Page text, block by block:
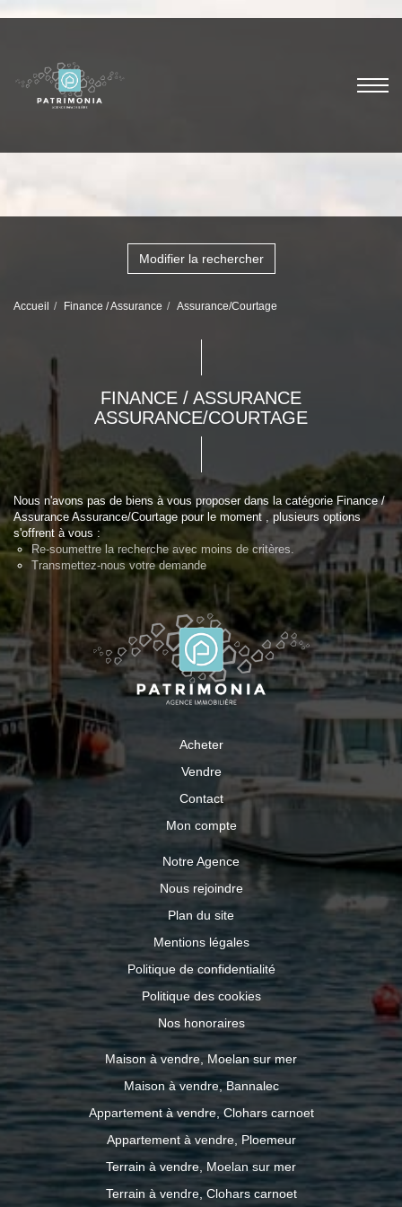
Modifier la rechercher
Accueil Finance / Assurance Assurance/Courtage
FINANCE / ASSURANCE
ASSURANCE/COURTAGE
Nous n'avons pas de biens à vous proposer dans la catégorie Finance /
Assurance Assurance/Courtage pour le moment , plusieurs options
s'offrent à vous :
Re-soumettre la recherche avec moins de critères.
Transmettez-nous votre demande
Acheter
Vendre
Contact
Mon compte
Notre Agence
Nous rejoindre
Plan du site
Mentions légales
Politique de confidentialité
Politique des cookies
Nos honoraires
Maison à vendre, Moelan sur mer
Maison à vendre, Bannalec
Appartement à vendre, Clohars carnoet
Appartement à vendre, Ploemeur
Terrain à vendre, Moelan sur mer
Terrain à vendre, Clohars carnoet